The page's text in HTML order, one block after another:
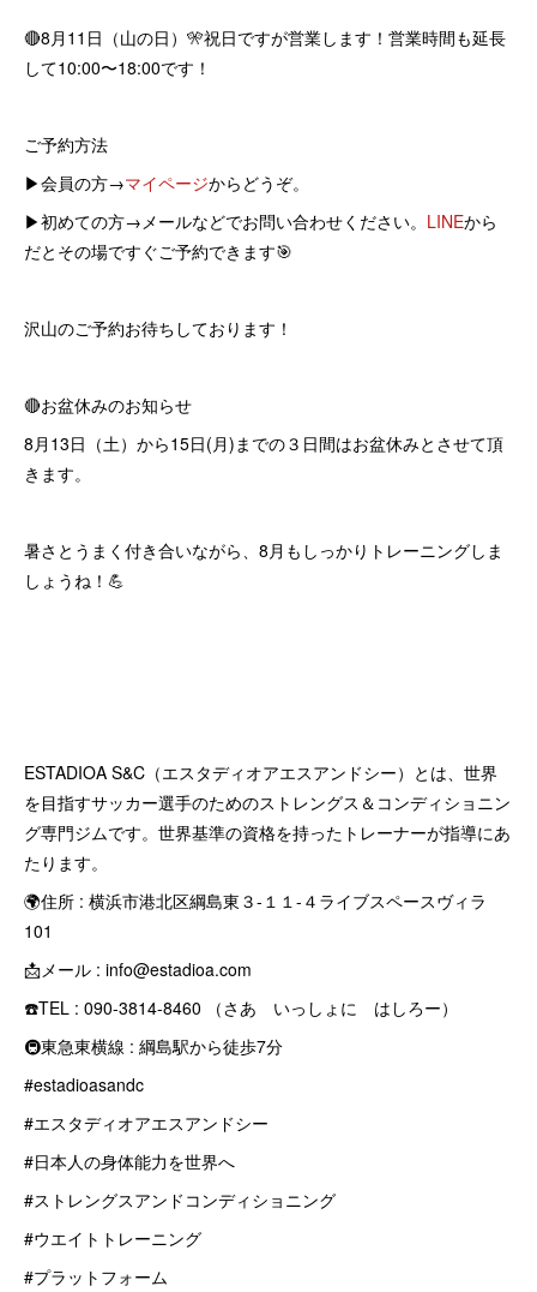
🔴8月11日（山の日）🎌祝日ですが営業します！営業時間も延長
して10:00〜18:00です！
ご予約方法
▶︎会員の方→マイページからどうぞ。
▶︎初めての方→メールなどでお問い合わせください。 LINEから
だとその場ですぐご予約できます🎯
沢山のご予約お待ちしております！
🔴お盆休みのお知らせ
8月13日（土）から15日(月)までの３日間はお盆休みとさせて頂
きます。
暑さとうまく付き合いながら、8月もしっかりトレーニングしま
しょうね！💪
ESTADIOA S&C（エスタディオアエスアンドシー）とは、世界
を目指すサッカー選手のためのストレングス＆コンディショニン
グ専門ジムです。世界基準の資格を持ったトレーナーが指導にあ
たります。
🌍住所 : 横浜市港北区綱島東３-１１-４ライブスペースヴィラ
101
📩メール : info@estadioa.com
☎️TEL : 090-3814-8460 （さあ いっしょに はしろー）
🚇東急東横線 : 綱島駅から徒歩7分
#estadioasandc
#エスタディオアエスアンドシー
#日本人の身体能力を世界へ
#ストレングスアンドコンディショニング
#ウエイトトレーニング
#プラットフォーム